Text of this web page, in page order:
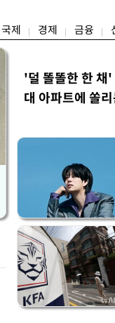
국제 경제 금융
'덜 똘똘한 한
대 아파트에 쏠